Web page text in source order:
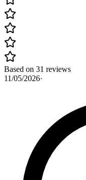
Based on 31 reviews
11/05/2026·